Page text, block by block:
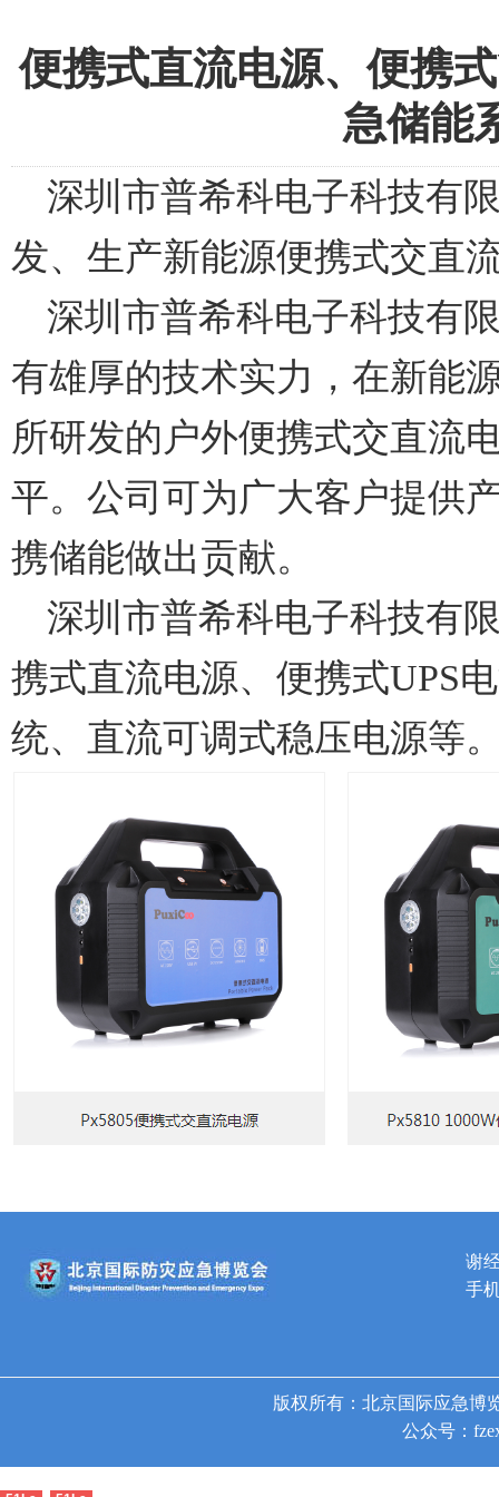
便携式直流电源、便携
急储能
深圳市普希科电子科技有
发、生产新能源便携式交直
深圳市普希科电子科技有
有雄厚的技术实力，在新能
所研发的户外便携式交直流
平。公司可为广大客户提供
携储能做出贡献。
深圳市普希科电子科技有
携式直流电源、便携式UPS
统、直流可调式稳压电源等
谢
手
版权所有：北京国际应急博
公众号：